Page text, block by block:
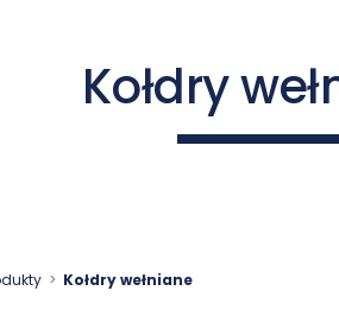
Kołdry
Kołdry wełniane